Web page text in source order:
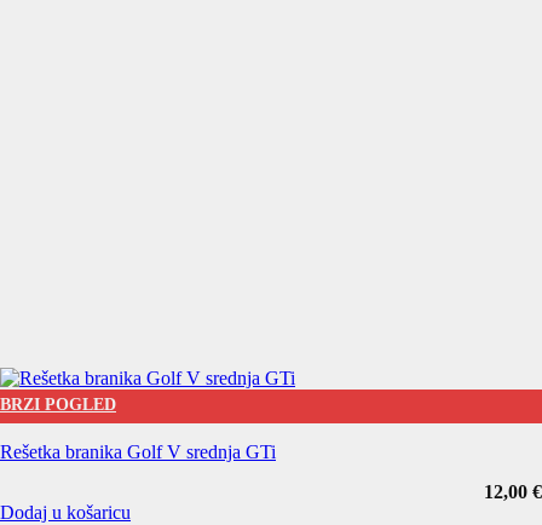
BRZI POGLED
Rešetka branika Golf V srednja GTi
12,00 €
Dodaj u košaricu